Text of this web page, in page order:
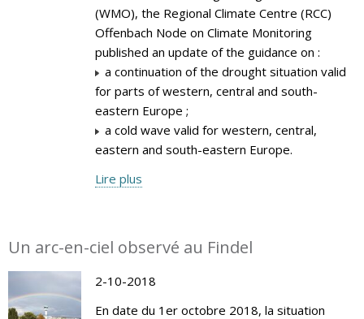
(WMO), the Regional Climate Centre (RCC)
Offenbach Node on Climate Monitoring
published an update of the guidance on :
a continuation of the drought situation valid
for parts of western, central and south-
eastern Europe ;
a cold wave valid for western, central,
eastern and south-eastern Europe.
Lire plus
Un arc-en-ciel observé au Findel
2-10-2018
En date du 1er octobre 2018, la situation